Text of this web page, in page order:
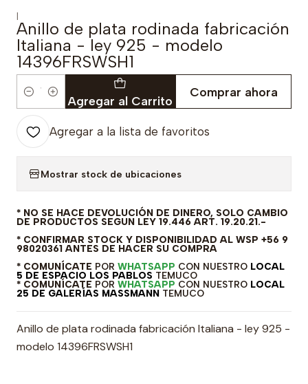
|
Anillo de plata rodinada fabricación
Italiana - ley 925 - modelo
14396FRSWSH1
Cantidad Agregar al Carrito
Comprar ahora
Agregar a la lista de favoritos
Mostrar stock de ubicaciones
* NO SE HACE DEVOLUCIÓN DE DINERO, SOLO CAMBIO
DE PRODUCTOS SEGUN LEY 19.446 ART. 19.20.21.-
* CONFIRMAR STOCK Y DISPONIBILIDAD AL WSP +56 9
98020361 ANTES DE HACER SU COMPRA
* COMUNÍCATE POR WHATSAPP CON NUESTRO LOCAL
5 DE ESPACIO LOS PABLOS TEMUCO
* COMUNÍCATE POR WHATSAPP CON NUESTRO LOCAL
25 DE GALERÍAS MASSMANN TEMUCO
Anillo de plata rodinada fabricación Italiana - ley 925 -
modelo 14396FRSWSH1